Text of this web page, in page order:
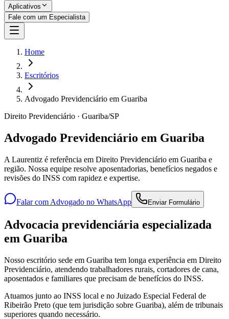
Aplicativos
Fale com um Especialista
Home
Escritórios
Advogado Previdenciário em Guariba
Direito Previdenciário · Guariba/SP
Advogado Previdenciário em Guariba
A Laurentiz é referência em Direito Previdenciário em Guariba e
região. Nossa equipe resolve aposentadorias, benefícios negados e
revisões do INSS com rapidez e expertise.
Falar com Advogado no WhatsApp Enviar Formulário
Advocacia previdenciária especializada
em Guariba
Nosso escritório sede em Guariba tem longa experiência em Direito
Previdenciário, atendendo trabalhadores rurais, cortadores de cana,
aposentados e familiares que precisam de benefícios do INSS.
Atuamos junto ao INSS local e no Juizado Especial Federal de
Ribeirão Preto (que tem jurisdição sobre Guariba), além de tribunais
superiores quando necessário.